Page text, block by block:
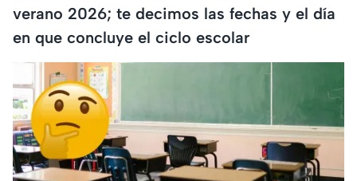
verano 2026; te decimos las fechas y el día
en que concluye el ciclo escolar